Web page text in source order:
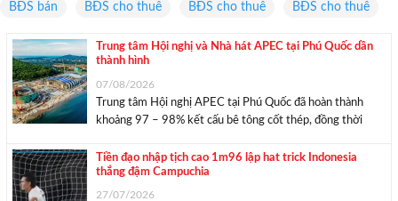
BĐS bán BĐS cho thuê BĐS cho thuê BĐS cho thuê
Trung tâm Hội nghị và Nhà hát APEC tại Phú Quốc dần
thành hình
07/08/2026
Trung tâm Hội nghị APEC tại Phú Quốc đã hoàn thành
khoảng 97 – 98% kết cấu bê tông cốt thép, đồng thời
hoàn thiện để phục vụ Tuần lễ Cấp cao APEC ...
Tiền đạo nhập tịch cao 1m96 lập hat trick Indonesia
thắng đậm Campuchia
27/07/2026